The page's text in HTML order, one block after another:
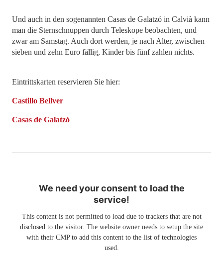
Und auch in den sogenannten Casas de Galatzó in Calvià kann
man die Sternschnuppen durch Teleskope beobachten, und
zwar am Samstag. Auch dort werden, je nach Alter, zwischen
sieben und zehn Euro fällig, Kinder bis fünf zahlen nichts.
Eintrittskarten reservieren Sie hier:
Castillo Bellver
Casas de Galatzó
We need your consent to load the
service!
This content is not permitted to load due to trackers that are not
disclosed to the visitor. The website owner needs to setup the site
with their CMP to add this content to the list of technologies
used.